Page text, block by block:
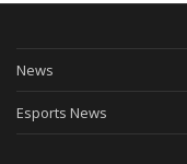
News
Esports News